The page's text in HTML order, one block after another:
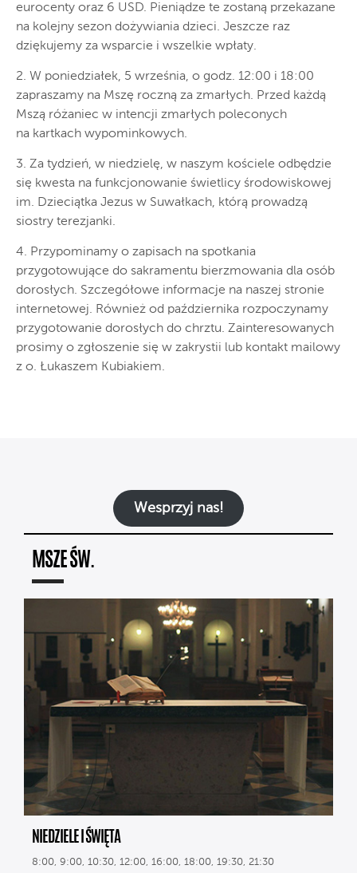
eurocenty oraz 6 USD. Pieniądze te zostaną przekazane
na kolejny sezon dożywiania dzieci. Jeszcze raz
dziękujemy za wsparcie i wszelkie wpłaty.
2. W poniedziałek, 5 września, o godz. 12:00 i 18:00
zapraszamy na Mszę roczną za zmarłych. Przed każdą
Mszą różaniec w intencji zmarłych poleconych
na kartkach wypominkowych.
3. Za tydzień, w niedzielę, w naszym kościele odbędzie
się kwesta na funkcjonowanie świetlicy środowiskowej
im. Dzieciątka Jezus w Suwałkach, którą prowadzą
siostry terezjanki.
4. Przypominamy o zapisach na spotkania
przygotowujące do sakramentu bierzmowania dla osób
dorosłych. Szczegółowe informacje na naszej stronie
internetowej. Również od października rozpoczynamy
przygotowanie dorosłych do chrztu. Zainteresowanych
prosimy o zgłoszenie się w zakrystii lub kontakt mailowy
z o. Łukaszem Kubiakiem.
Wesprzyj nas!
MSZE ŚW.
NIEDZIELE I ŚWIĘTA
8:00, 9:00, 10:30, 12:00, 16:00, 18:00, 19:30, 21:30